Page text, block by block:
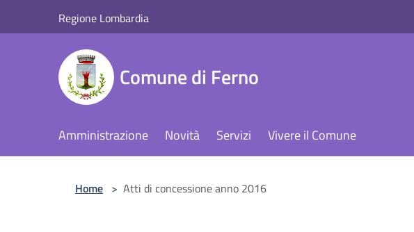
Regione Lombardia
Comune di Ferno
Amministrazione Novità Servizi Vivere il Comune
Home > Atti di concessione anno 2016